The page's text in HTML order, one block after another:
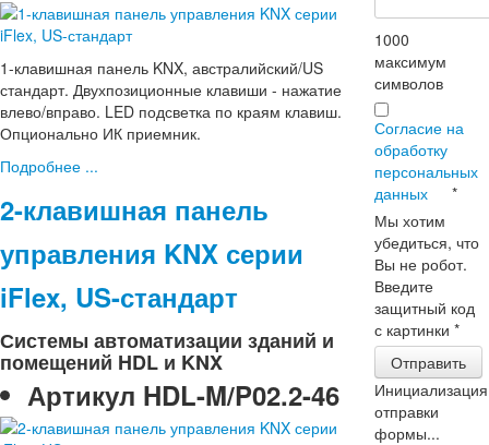
1-клавишная панель KNX, австралийский/US
стандарт. Двухпозиционные клавиши - нажатие
влево/вправо. LED подсветка по краям клавиш.
Опционально ИК приемник.
Подробнее ...
2-клавишная панель
управления KNX серии
iFlex, US-стандарт
Системы автоматизации зданий и
помещений HDL и KNX
Артикул HDL-M/P02.2-46
1000
максимум
символов
Согласие на
обработку
персональных
данных
*
Мы хотим
убедиться, что
Вы не робот.
Введите
защитный код
с картинки*
Отправить
Инициализация
отправки
формы...